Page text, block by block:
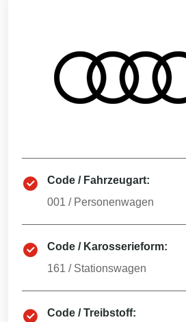
Code / Fahrzeugart:
001 / Personenwagen
Code / Karosserieform:
161 / Stationswagen
Code / Treibstoff: